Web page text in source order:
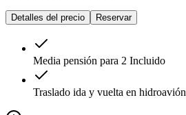
Detalles del precio Reservar
Media pensión para 2 Incluido
Traslado ida y vuelta en hidroavión